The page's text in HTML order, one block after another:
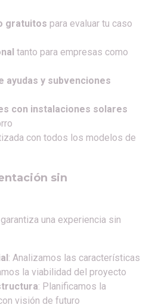
gratuitos para evaluar tu caso
tanto para empresas como
ayudas y subvenciones
con instalaciones solares
con todos los modelos de
sin
una experiencia sin
: Analizamos las características
la viabilidad del proyecto
: Planificamos la
visión de futuro